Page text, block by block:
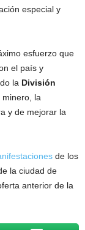
especial y
esfuerzo que
el país y
la División
minero, la
y de mejorar la
de los
la ciudad de
anterior de la